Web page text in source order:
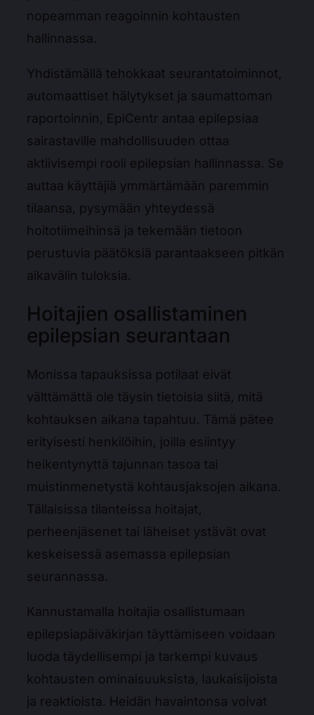
nopeamman reagoinnin kohtausten
hallinnassa.
Yhdistämällä tehokkaat seurantatoiminnot,
automaattiset hälytykset ja saumattoman
raportoinnin, EpiCentr antaa epilepsiaa
sairastaville mahdollisuuden ottaa
aktiivisempi rooli epilepsian hallinnassa. Se
auttaa käyttäjiä ymmärtämään paremmin
tilaansa, pysymään yhteydessä
hoitotiimeihinsä ja tekemään tietoon
perustuvia päätöksiä parantaakseen pitkän
aikavälin tuloksia.
Hoitajien osallistaminen
epilepsian seurantaan
Monissa tapauksissa potilaat eivät
välttämättä ole täysin tietoisia siitä, mitä
kohtauksen aikana tapahtuu. Tämä pätee
erityisesti henkilöihin, joilla esiintyy
heikentynyttä tajunnan tasoa tai
muistinmenetystä kohtausjaksojen aikana.
Tällaisissa tilanteissa hoitajat,
perheenjäsenet tai läheiset ystävät ovat
keskeisessä asemassa epilepsian
seurannassa.
Kannustamalla hoitajia osallistumaan
epilepsiapäiväkirjan täyttämiseen voidaan
luoda täydellisempi ja tarkempi kuvaus
kohtausten ominaisuuksista, laukaisijoista
ja reaktioista. Heidän havaintonsa voivat